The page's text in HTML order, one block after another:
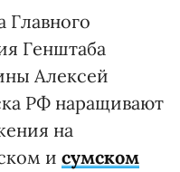
Главного
Генштаба
Алексей
РФ наращивают
на
и сумском